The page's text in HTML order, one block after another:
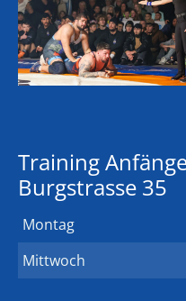
Training
Burgstrasse 35
Montag
Mittwoch